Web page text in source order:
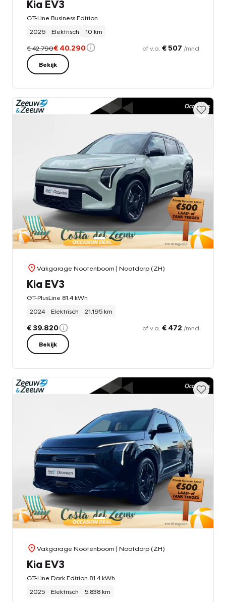
Kia EV3
GT-Line Business Edition
2026
Elektrisch 10 km
€ 42.790€ 40.290 of v.a. € 507 /mnd
Bekijk
Vakgarage Nootenboom | Nootdorp (ZH)
Kia EV3
GT-PlusLine 81.4 kWh
2024
Elektrisch 21.195 km
€ 39.820 of v.a. € 472 /mnd
Bekijk
Vakgarage Nootenboom | Nootdorp (ZH)
Kia EV3
GT-Line Dark Edition 81.4 kWh
2025
Elektrisch 5.838 km